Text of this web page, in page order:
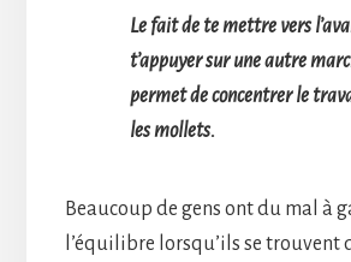
Le fait de te mettre vers
t’appuyer sur une autre
permet de concentrer le
les mollets.
Beaucoup de gens ont du mal à
l’équilibre lorsqu’ils se